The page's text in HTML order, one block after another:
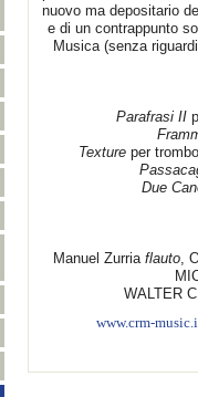
nuovo ma depositario
e di un contrappunto
Musica (senza
Parafrasi II
Textureper
Due
Manuel Zurria flauto,
WALTER
www.crm-